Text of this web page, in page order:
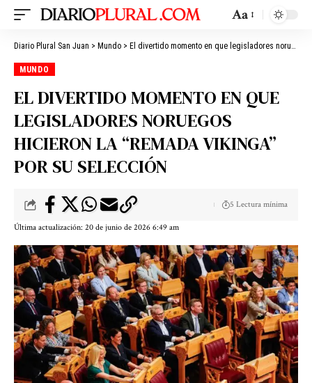
Aa
Diario Plural San Juan > Mundo > El divertido momento en que legisladores noruegos hicieron la “remada vikinga” por su selección
MUNDO
EL DIVERTIDO MOMENTO EN QUE
LEGISLADORES NORUEGOS
HICIERON LA “REMADA VIKINGA”
POR SU SELECCIÓN
Última actualización: 20 de junio de 2026 6:49 am
5 Lectura mínima